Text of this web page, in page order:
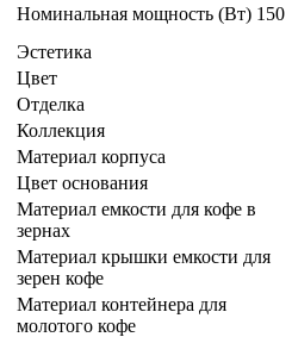
Номинальная мощность (Вт) 150
Эстетика
Цвет
Отделка
Коллекция
Материал корпуса
Цвет основания
Материал емкости для кофе в
зернах
Материал крышки емкости для
зерен кофе
Материал контейнера для
молотого кофе